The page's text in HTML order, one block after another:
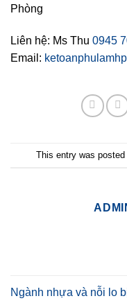
Phòng
Liên hệ: Ms Thu 0945
Email:
This entry was posted
Ngành nhựa và nỗi lo